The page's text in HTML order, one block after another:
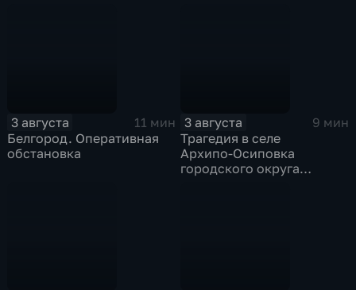
3 августа
11 мин
Белгород. Оперативная
обстановка
3 августа
9 мин
Трагедия в селе
Архипо‑Осиповка
городского округа